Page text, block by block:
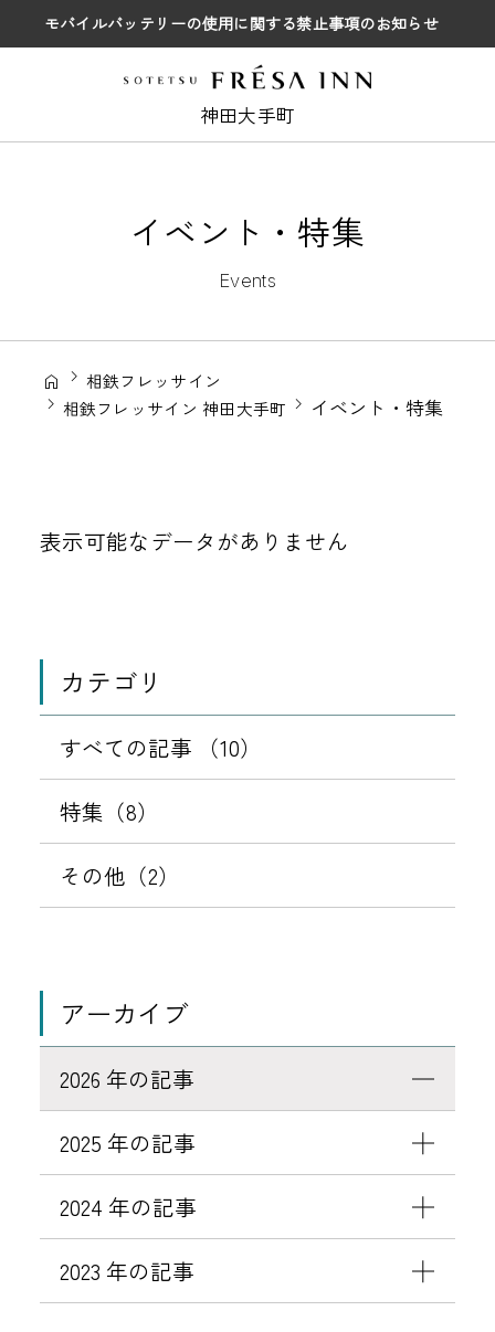
モバイルバッテリーの使用に関する禁止事項のお知らせ
神田大手町
イベント・特集
Events
相鉄フレッサイン
相鉄フレッサイン 神田大手町
イベント・特集
表示可能なデータがありません
カテゴリ
すべての記事 （10）
特集（8）
その他（2）
アーカイブ
2026 年の記事
2025 年の記事
2024 年の記事
2023 年の記事